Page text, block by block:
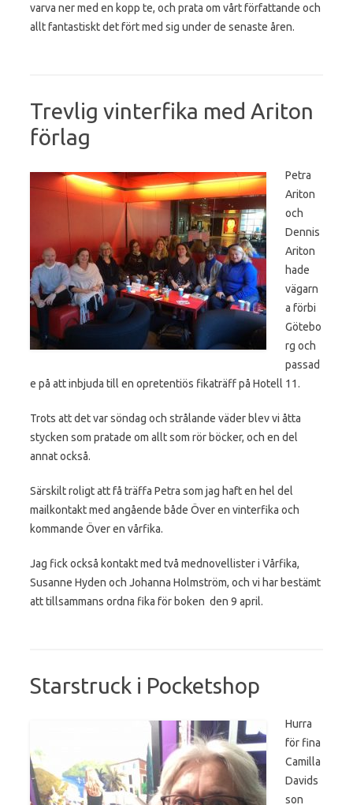
varva ner med en kopp te, och prata om vårt författande och
allt fantastiskt det fört med sig under de senaste åren.
Trevlig vinterfika med Ariton
förlag
Petra
Ariton
och
Dennis
Ariton
hade
vägarn
a förbi
Götebo
rg och
passad
e på att inbjuda till en opretentiös fikaträff på Hotell 11.
Trots att det var söndag och strålande väder blev vi åtta
stycken som pratade om allt som rör böcker, och en del
annat också.
Särskilt roligt att få träffa Petra som jag haft en hel del
mailkontakt med angående både Över en vinterfika och
kommande Över en vårfika.
Jag fick också kontakt med två mednovellister i Vårfika,
Susanne Hyden och Johanna Holmström, och vi har bestämt
att tillsammans ordna fika för boken den 9 april.
Starstruck i Pocketshop
Hurra
för fina
Camilla
Davids
son